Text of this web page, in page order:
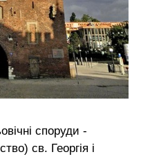
споруди -
св. Георгія і